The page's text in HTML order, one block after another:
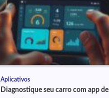
Aplicativos
Diagnostique seu carro com app de